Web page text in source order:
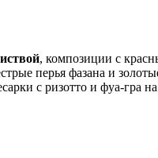
, композиции с
перья фазана и
с ризотто и фуа-гра